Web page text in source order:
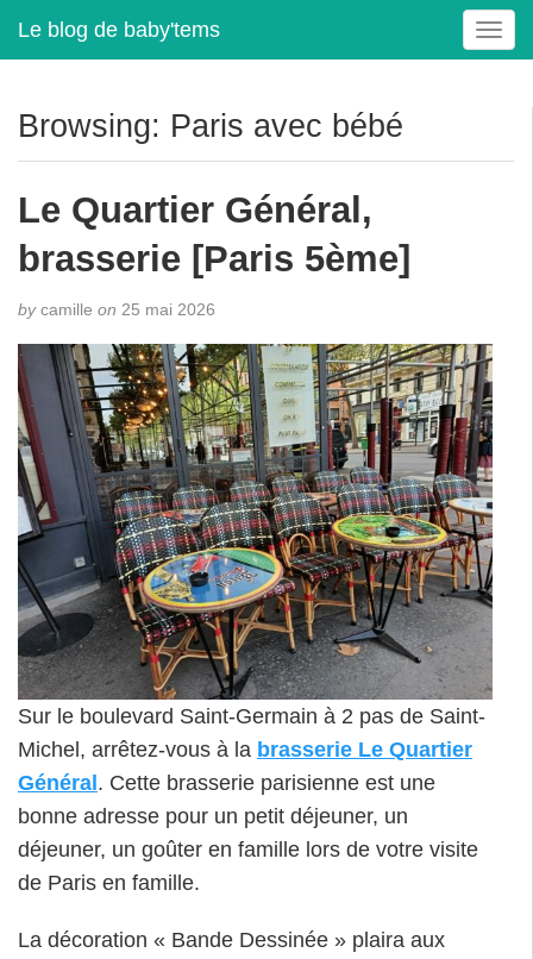
Le blog de baby'tems
T
o
e
t
i
o
n
Browsing: Paris avec bébé
Le Quartier Général,
brasserie [Paris 5ème]
bycamille on 25 mai 2026
Sur le boulevard Saint-Germain à 2 pas de Saint-
Michel, arrêtez-vous à la brasserie Le Quartier
Général. Cette brasserie parisienne est une
bonne adresse pour un petit déjeuner, un
déjeuner, un goûter en famille lors de votre visite
de Paris en famille.
La décoration « Bande Dessinée » plaira aux